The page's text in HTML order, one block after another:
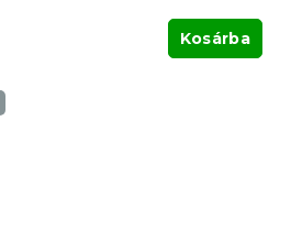
Kosárba